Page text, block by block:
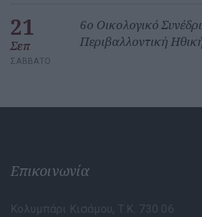
21
Σεπ
ΣΆΒΒΑΤΟ
6ο Οικολογικό
Περιβαλλοντική
Επικοινωνία
Κολυμπάρι Κισάμου, Τ.Κ. 730 06